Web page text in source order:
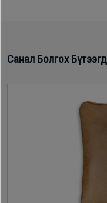
Санал Болгох